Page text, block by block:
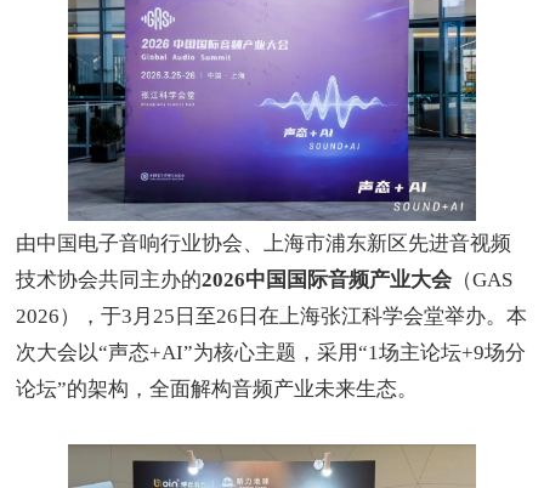
由中国电子音响行业协会、上海市浦东新区先进音视频
技术协会共同主办的2026中国国际音频产业大会 （GAS
2026），于3 月25 日至26 日在上海张江科学会堂举办。本
次大会以“声态+AI”为核心主题，采用“1场主论坛+9场分
论坛”的架构，全面解构音频产业未来生态。